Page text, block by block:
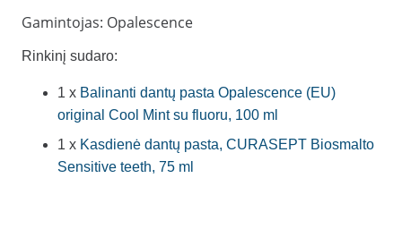
Gamintojas: Opalescence
Rinkinį sudaro:
1 x Balinanti dantų pasta Opalescence (EU)
original Cool Mint su fluoru, 100 ml
1 x Kasdienė dantų pasta, CURASEPT Biosmalto
Sensitive teeth, 75 ml